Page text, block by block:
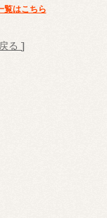
覧はこちら
る ]